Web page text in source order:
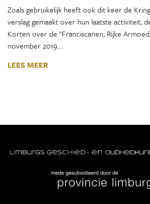
Zoals gebruikelijk heeft ook dit keer de
verslag gemaakt over hun laatste activiteit,
Korten over de "Franciscanen, Rijke
november 2019.…
LEES MEER